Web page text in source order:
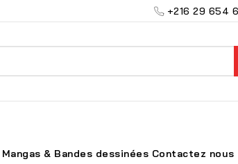
+216 29 654
Mangas & Bandes dessinées Contactez nous